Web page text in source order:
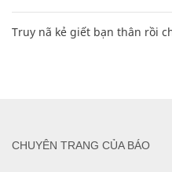
Truy nã kẻ giết bạn thân rồi
CHUYÊN TRANG CỦA BÁO